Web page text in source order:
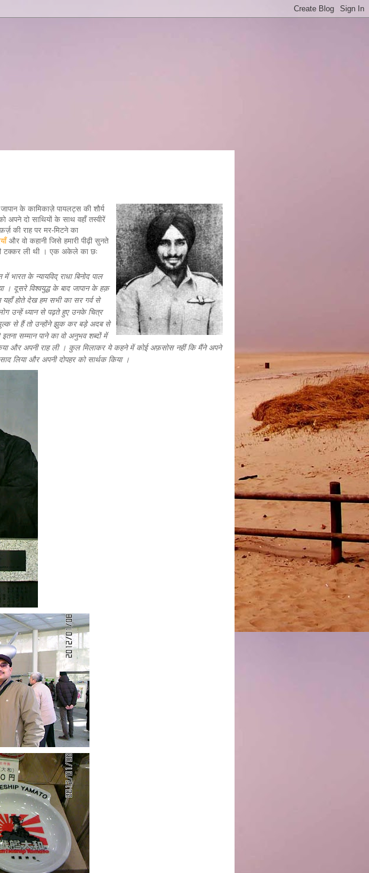
के कामिकाज़े पायलट्स की शौर्य
अपने दो साथियों के साथ वहाँ तस्वीरें
की राह पर मर-मिटने का
और वो कहानी जिसे हमारी पीढ़ी सुनते
टक्कर ली थी । एक अकेले का छः
भारत के न्यायविद् राधा बिनोद पाल
। दूसरे विश्वयुद्ध के बाद जापान के हक़
होते देख हम सभी का सर गर्व से
उन्हें ध्यान से पढ़ते हुए उनके चित्र
मुल्क से हैं तो उन्होंने झुक कर बड़े अदब से
सम्मान पाने का वो अनुभव शब्दों में
और अपनी राह ली । कुल मिलाकर ये कहने में कोई अफ़सोस नहीं कि मैंने अपने
लिया और अपनी दोपहर को सार्थक किया ।